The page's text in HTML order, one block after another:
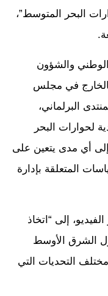
البحر المتوسط”،
الوطني والشؤون
بالخارج في مجلس
البرلماني،
لحوارات البحر
أي مدى يتعين على
المتعلقة بإدارة
إلى “اتخاذ
الشرق الأوسط
التحديات التي